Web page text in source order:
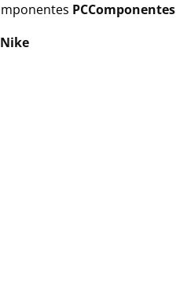
PCComponentes
Nike